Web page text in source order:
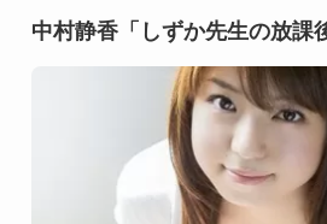
中村静香「しずか先生の放課